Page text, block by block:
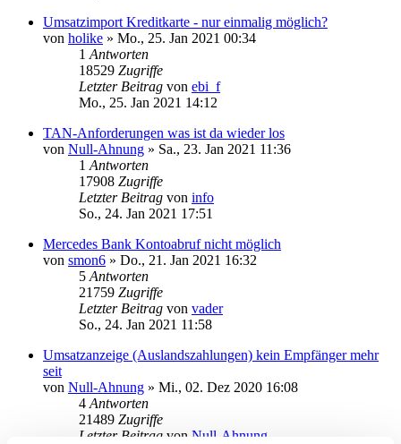
Umsatzimport Kreditkarte - nur einmalig möglich?
von holike » Mo., 25. Jan 2021 00:34
1 Antworten
18529 Zugriffe
Letzter Beitrag von ebi_f
Mo., 25. Jan 2021 14:12
TAN-Anforderungen was ist da wieder los
von Null-Ahnung » Sa., 23. Jan 2021 11:36
1 Antworten
17908 Zugriffe
Letzter Beitrag von info
So., 24. Jan 2021 17:51
Mercedes Bank Kontoabruf nicht möglich
von smon6 » Do., 21. Jan 2021 16:32
5 Antworten
21759 Zugriffe
Letzter Beitrag von vader
So., 24. Jan 2021 11:58
Umsatzanzeige (Auslandszahlungen) kein Empfänger mehr
seit
von Null-Ahnung » Mi., 02. Dez 2020 16:08
4 Antworten
21489 Zugriffe
Letzter Beitrag von Null-Ahnung